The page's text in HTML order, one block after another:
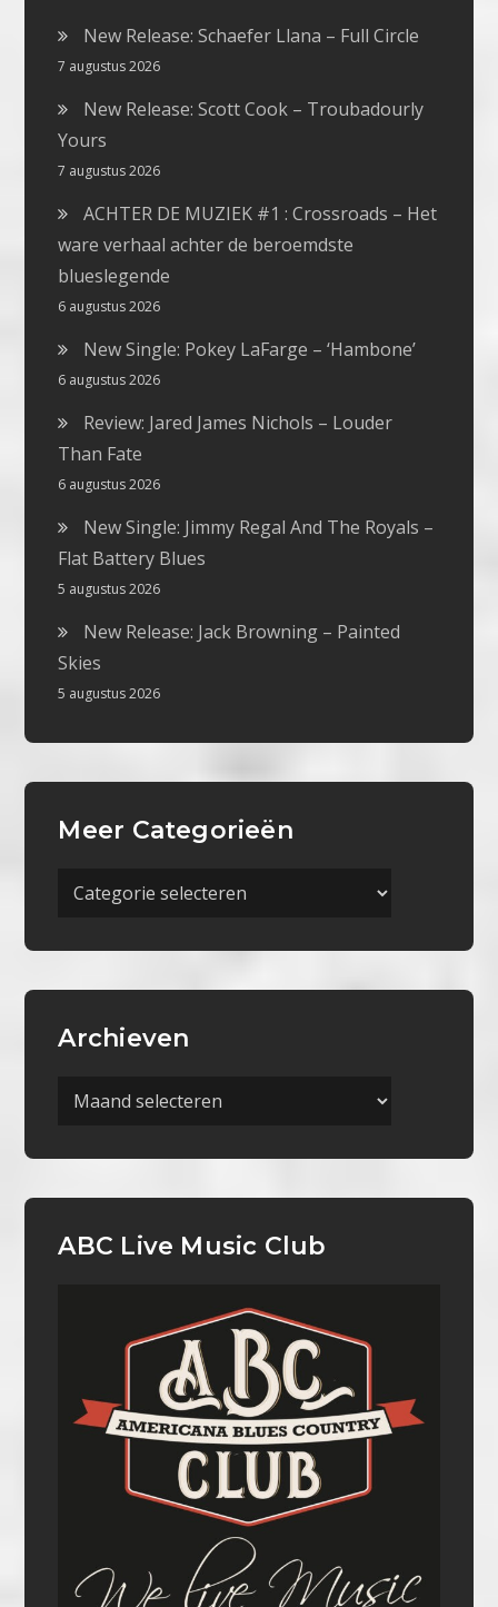
New Release: Schaefer Llana – Full Circle
7 augustus 2026
New Release: Scott Cook – Troubadourly
Yours
7 augustus 2026
ACHTER DE MUZIEK #1 : Crossroads – Het
ware verhaal achter de beroemdste
blueslegende
6 augustus 2026
New Single: Pokey LaFarge – ‘Hambone’
6 augustus 2026
Review: Jared James Nichols – Louder
Than Fate
6 augustus 2026
New Single: Jimmy Regal And The Royals –
Flat Battery Blues
5 augustus 2026
New Release: Jack Browning – Painted
Skies
5 augustus 2026
Meer Categorieën
Meer
Archieven
Archieven
ABC Live Music Club